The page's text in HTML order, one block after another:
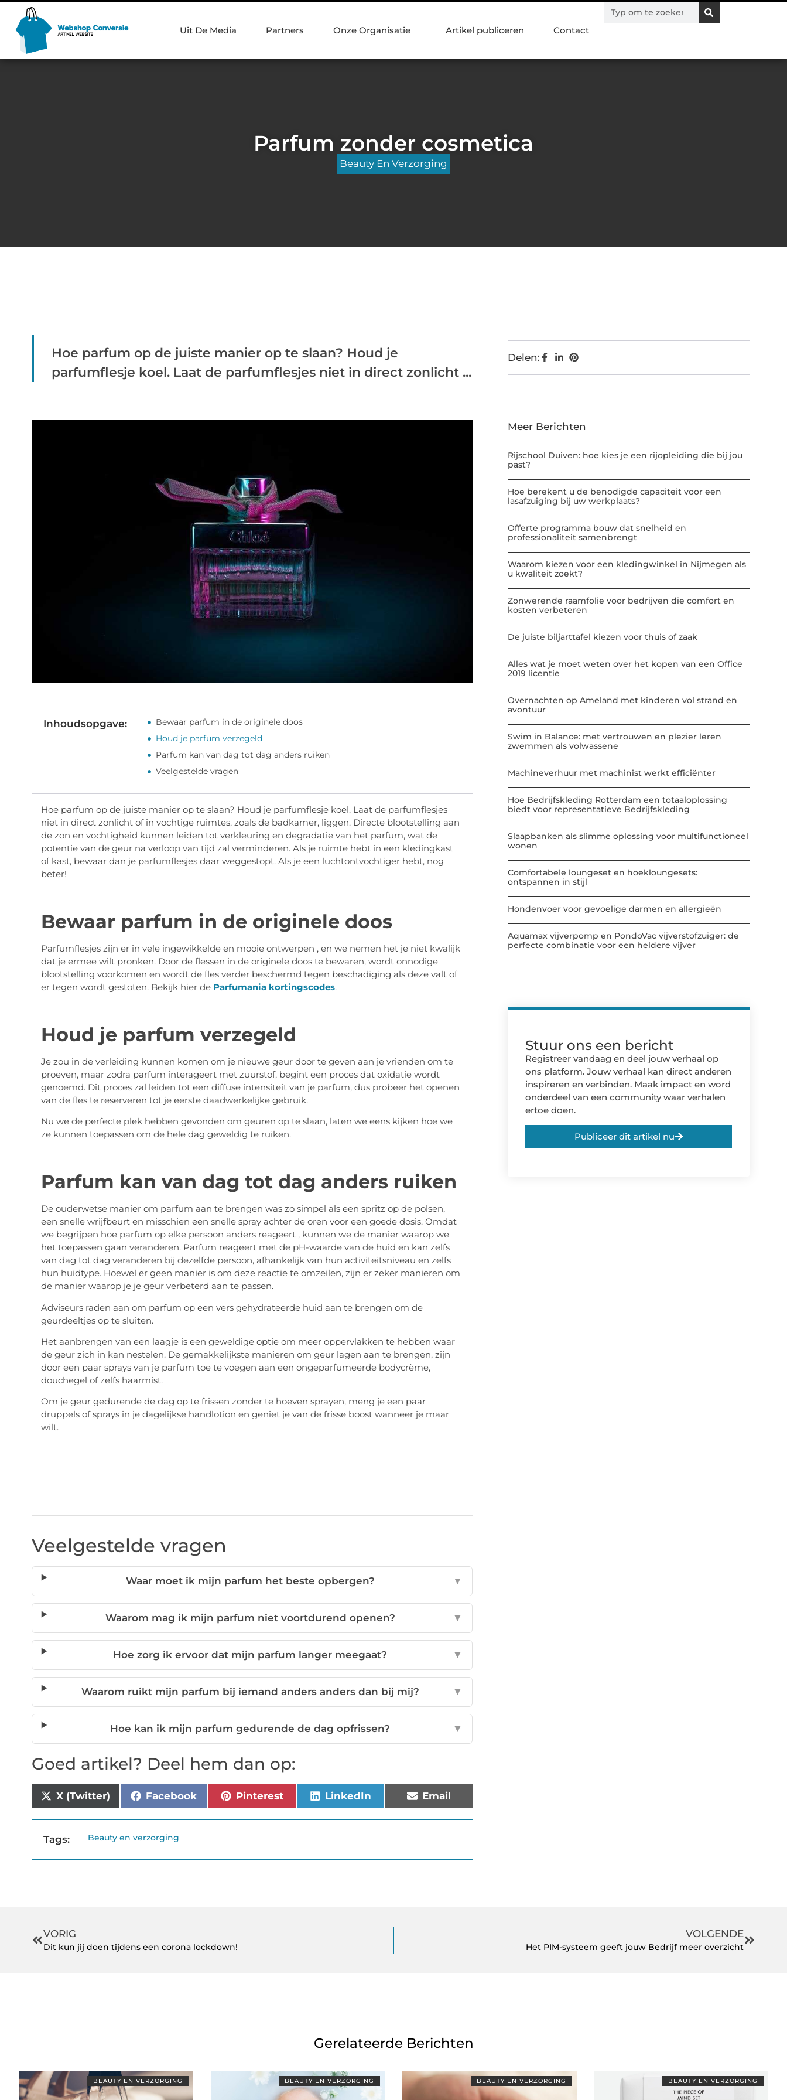
Uit De Media Partners Onze Organisatie Artikel publiceren Contact
Parfum zonder cosmetica
Beauty En Verzorging
Hoe parfum op de juiste manier op te slaan? Houd je
parfumflesje koel. Laat de parfumflesjes niet in direct zonlicht ...
Inhoudsopgave:
Bewaar parfum in de originele doos
Houd je parfum verzegeld
Parfum kan van dag tot dag anders ruiken
Veelgestelde vragen
Hoe parfum op de juiste manier op te slaan? Houd je parfumflesje koel. Laat de parfumflesjes
niet in direct zonlicht of in vochtige ruimtes, zoals de badkamer, liggen. Directe blootstelling aan
de zon en vochtigheid kunnen leiden tot verkleuring en degradatie van het parfum, wat de
potentie van de geur na verloop van tijd zal verminderen. Als je ruimte hebt in een kledingkast
of kast, bewaar dan je parfumflesjes daar weggestopt. Als je een luchtontvochtiger hebt, nog
beter!
Bewaar parfum in de originele doos
Parfumflesjes zijn er in vele ingewikkelde en mooie ontwerpen , en we nemen het je niet kwalijk
dat je ermee wilt pronken. Door de flessen in de originele doos te bewaren, wordt onnodige
blootstelling voorkomen en wordt de fles verder beschermd tegen beschadiging als deze valt of
er tegen wordt gestoten. Bekijk hier de Parfumania kortingscodes.
Houd je parfum verzegeld
Je zou in de verleiding kunnen komen om je nieuwe geur door te geven aan je vrienden om te
proeven, maar zodra parfum interageert met zuurstof, begint een proces dat oxidatie wordt
genoemd. Dit proces zal leiden tot een diffuse intensiteit van je parfum, dus probeer het openen
van de fles te reserveren tot je eerste daadwerkelijke gebruik.
Nu we de perfecte plek hebben gevonden om geuren op te slaan, laten we eens kijken hoe we
ze kunnen toepassen om de hele dag geweldig te ruiken.
Parfum kan van dag tot dag anders ruiken
De ouderwetse manier om parfum aan te brengen was zo simpel als een spritz op de polsen,
een snelle wrijfbeurt en misschien een snelle spray achter de oren voor een goede dosis. Omdat
we begrijpen hoe parfum op elke persoon anders reageert , kunnen we de manier waarop we
het toepassen gaan veranderen. Parfum reageert met de pH-waarde van de huid en kan zelfs
van dag tot dag veranderen bij dezelfde persoon, afhankelijk van hun activiteitsniveau en zelfs
hun huidtype. Hoewel er geen manier is om deze reactie te omzeilen, zijn er zeker manieren om
de manier waarop je je geur verbeterd aan te passen.
Adviseurs raden aan om parfum op een vers gehydrateerde huid aan te brengen om de
geurdeeltjes op te sluiten.
Het aanbrengen van een laagje is een geweldige optie om meer oppervlakken te hebben waar
de geur zich in kan nestelen. De gemakkelijkste manieren om geur lagen aan te brengen, zijn
door een paar sprays van je parfum toe te voegen aan een ongeparfumeerde bodycrème,
douchegel of zelfs haarmist.
Om je geur gedurende de dag op te frissen zonder te hoeven sprayen, meng je een paar
druppels of sprays in je dagelijkse handlotion en geniet je van de frisse boost wanneer je maar
wilt.
Veelgestelde vragen
Waar moet ik mijn parfum het beste opbergen? ▼
Waarom mag ik mijn parfum niet voortdurend openen? ▼
Hoe zorg ik ervoor dat mijn parfum langer meegaat? ▼
Waarom ruikt mijn parfum bij iemand anders anders dan bij mij? ▼
Hoe kan ik mijn parfum gedurende de dag opfrissen? ▼
Goed artikel? Deel hem dan op:
X (Twitter) Facebook Pinterest LinkedIn Email
Tags: Beauty en verzorging
Delen:
Meer Berichten
Rijschool Duiven: hoe kies je een rijopleiding die bij jou
past?
Hoe berekent u de benodigde capaciteit voor een
lasafzuiging bij uw werkplaats?
Offerte programma bouw dat snelheid en
professionaliteit samenbrengt
Waarom kiezen voor een kledingwinkel in Nijmegen als
u kwaliteit zoekt?
Zonwerende raamfolie voor bedrijven die comfort en
kosten verbeteren
De juiste biljarttafel kiezen voor thuis of zaak
Alles wat je moet weten over het kopen van een Office
2019 licentie
Overnachten op Ameland met kinderen vol strand en
avontuur
Swim in Balance: met vertrouwen en plezier leren
zwemmen als volwassene
Machineverhuur met machinist werkt efficiënter
Hoe Bedrijfskleding Rotterdam een totaaloplossing
biedt voor representatieve Bedrijfskleding
Slaapbanken als slimme oplossing voor multifunctioneel
wonen
Comfortabele loungeset en hoekloungesets:
ontspannen in stijl
Hondenvoer voor gevoelige darmen en allergieën
Aquamax vijverpomp en PondoVac vijverstofzuiger: de
perfecte combinatie voor een heldere vijver
Stuur ons een bericht
Registreer vandaag en deel jouw verhaal op
ons platform. Jouw verhaal kan direct anderen
inspireren en verbinden. Maak impact en word
onderdeel van een community waar verhalen
ertoe doen.
Publiceer dit artikel nu
VORIG
Dit kun jij doen tijdens een corona lockdown!
VOLGENDE
Het PIM-systeem geeft jouw Bedrijf meer overzicht
Gerelateerde Berichten
BEAUTY EN VERZORGING BEAUTY EN VERZORGING BEAUTY EN VERZORGING BEAUTY EN VERZORGING